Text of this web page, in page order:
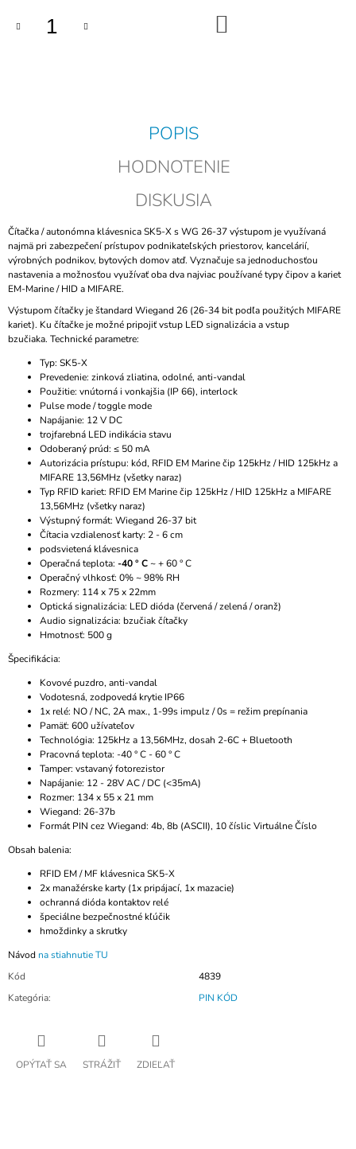
POPIS
HODNOTENIE
DISKUSIA
Čítačka / autonómna klávesnica SK5-X s WG 26-37 výstupom je využívaná
najmä pri zabezpečení prístupov podnikateľských priestorov, kancelárií,
výrobných podnikov, bytových domov atď. Vyznačuje sa jednoduchosťou
nastavenia a možnosťou využívať oba dva najviac používané typy čipov a kariet
EM-Marine / HID a MIFARE.
Výstupom čítačky je štandard Wiegand 26 (26-34 bit podľa použitých MIFARE
kariet). Ku čítačke je možné pripojiť vstup LED signalizácia a vstup
bzučiaka. Technické parametre:
Typ: SK5-X
Prevedenie: zinková zliatina, odolné, anti-vandal
Použitie: vnútorná i vonkajšia (IP 66), interlock
Pulse mode / toggle mode
Napájanie: 12 V DC
trojfarebná LED indikácia stavu
Odoberaný prúd: ≤ 50 mA
Autorizácia prístupu: kód, RFID EM Marine čip 125kHz / HID 125kHz a
MIFARE 13,56MHz (všetky naraz)
Typ RFID kariet: RFID EM Marine čip 125kHz / HID 125kHz a MIFARE
13,56MHz (všetky naraz)
Výstupný formát: Wiegand 26-37 bit
Čítacia vzdialenosť karty: 2 - 6 cm
podsvietená klávesnica
Operačná teplota: -40 ° C~ + 60 ° C
Operačný vlhkosť: 0% ~ 98% RH
Rozmery: 114 x 75 x 22mm
Optická signalizácia: LED dióda (červená / zelená / oranž)
Audio signalizácia: bzučiak čítačky
Hmotnosť: 500 g
Špecifikácia:
Kovové puzdro, anti-vandal
Vodotesná, zodpovedá krytie IP66
1x relé: NO / NC, 2A max., 1-99s impulz / 0s = režim prepínania
Pamäť: 600 užívateľov
Technológia: 125kHz a 13,56MHz, dosah 2-6C + Bluetooth
Pracovná teplota: -40 ° C - 60 ° C
Tamper: vstavaný fotorezistor
Napájanie: 12 - 28V AC / DC (<35mA)
Rozmer: 134 x 55 x 21 mm
Wiegand: 26-37b
Formát PIN cez Wiegand: 4b, 8b (ASCII), 10 číslic Virtuálne Číslo
Obsah balenia:
RFID EM / MF klávesnica SK5-X
2x manažérske karty (1x pripájací, 1x mazacie)
ochranná dióda kontaktov relé
špeciálne bezpečnostné kľúčik
hmoždinky a skrutky
Návod na stiahnutie TU
Kód
4839
Kategória: PIN KÓD
OPÝTAŤ SA STRÁŽIŤ ZDIEĽAŤ